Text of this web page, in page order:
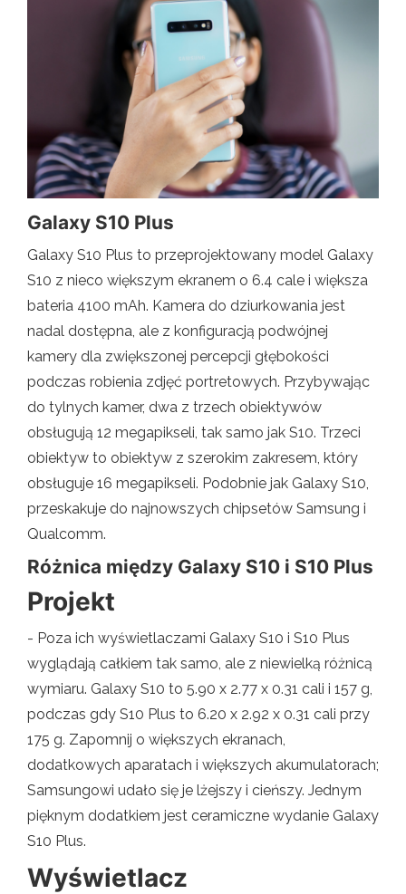
Galaxy S10 Plus
Galaxy S10 Plus to przeprojektowany model Galaxy
S10 z nieco większym ekranem o 6.4 cale i większa
bateria 4100 mAh. Kamera do dziurkowania jest
nadal dostępna, ale z konfiguracją podwójnej
kamery dla zwiększonej percepcji głębokości
podczas robienia zdjęć portretowych. Przybywając
do tylnych kamer, dwa z trzech obiektywów
obsługują 12 megapikseli, tak samo jak S10. Trzeci
obiektyw to obiektyw z szerokim zakresem, który
obsługuje 16 megapikseli. Podobnie jak Galaxy S10,
przeskakuje do najnowszych chipsetów Samsung i
Qualcomm.
Różnica między Galaxy S10 i S10 Plus
Projekt
- Poza ich wyświetlaczami Galaxy S10 i S10 Plus
wyglądają całkiem tak samo, ale z niewielką różnicą
wymiaru. Galaxy S10 to 5.90 x 2.77 x 0.31 cali i 157 g,
podczas gdy S10 Plus to 6.20 x 2.92 x 0.31 cali przy
175 g. Zapomnij o większych ekranach,
dodatkowych aparatach i większych akumulatorach;
Samsungowi udało się je lżejszy i cieńszy. Jednym
pięknym dodatkiem jest ceramiczne wydanie Galaxy
S10 Plus.
Wyświetlacz